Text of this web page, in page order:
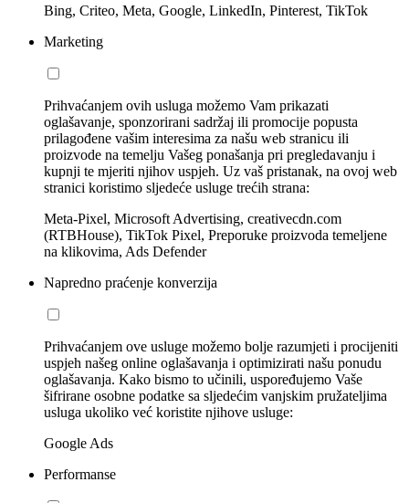
Bing, Criteo, Meta, Google, LinkedIn, Pinterest, TikTok
Marketing
Prihvaćanjem ovih usluga možemo Vam prikazati
oglašavanje, sponzorirani sadržaj ili promocije popusta
prilagođene vašim interesima za našu web stranicu ili
proizvode na temelju Vašeg ponašanja pri pregledavanju i
kupnji te mjeriti njihov uspjeh. Uz vaš pristanak, na ovoj web
stranici koristimo sljedeće usluge trećih strana:
Meta-Pixel, Microsoft Advertising, creativecdn.com
(RTBHouse), TikTok Pixel, Preporuke proizvoda temeljene
na klikovima, Ads Defender
Napredno praćenje konverzija
Prihvaćanjem ove usluge možemo bolje razumjeti i procijeniti
uspjeh našeg online oglašavanja i optimizirati našu ponudu
oglašavanja. Kako bismo to učinili, uspoređujemo Vaše
šifrirane osobne podatke sa sljedećim vanjskim pružateljima
usluga ukoliko već koristite njihove usluge:
Google Ads
Performanse